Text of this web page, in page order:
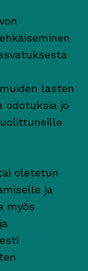
lasten
odotuksia jo
oletetun
ja
myös